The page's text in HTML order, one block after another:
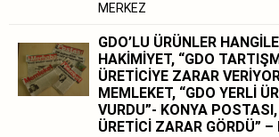
MERKEZ
GDO’LU ÜRÜNLER
HAKİMİYET, “GDO
ÜRETİCİYE ZARAR
MEMLEKET, “GDO YERLİ
VURDU”- KONYA POSTASI,
ÜRETİCİ ZARAR GÖRDÜ” –